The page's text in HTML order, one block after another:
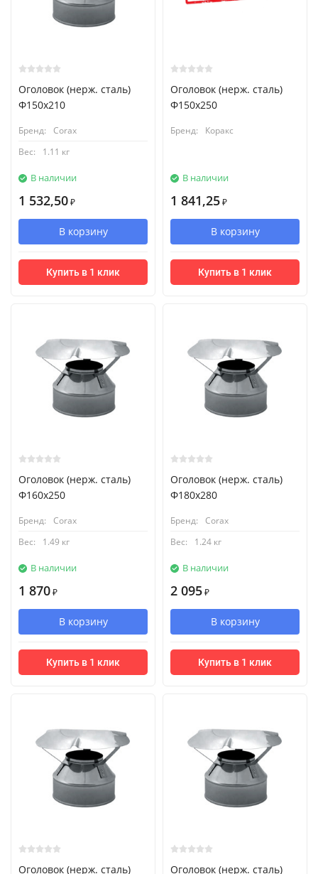
Оголовок (нерж. сталь)
Ф150х210
Бренд:
Corax
Вес:
1.11 кг
В наличии
1 532,50 ₽
В корзину
Купить в 1 клик
Оголовок (нерж. сталь)
Ф150х250
Бренд: Коракс
В наличии
1 841,25 ₽
В корзину
Купить в 1 клик
Оголовок (нерж. сталь)
Ф160х250
Бренд:
Corax
Вес:
1.49 кг
В наличии
1 870 ₽
В корзину
Купить в 1 клик
Оголовок (нерж. сталь)
Ф180х280
Бренд:
Corax
Вес:
1.24 кг
В наличии
2 095 ₽
В корзину
Купить в 1 клик
Оголовок (нерж. сталь)
Оголовок (нерж. сталь)